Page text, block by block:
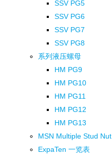
SSV PG5
SSV PG6
SSV PG7
SSV PG8
系列液压螺母
HM PG9
HM PG10
HM PG11
HM PG12
HM PG13
MSN Multiple Stud Nut
ExpaTen 一览表